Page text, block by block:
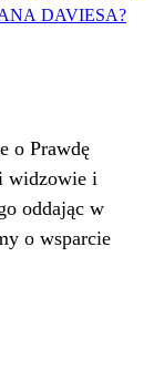
DAVIESA?
o Prawdę
widzowie i
oddając w
o wsparcie